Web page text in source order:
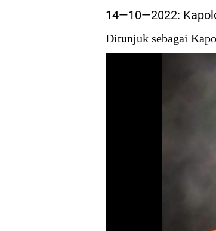
14—10—2022:
Ditunjuk sebagai